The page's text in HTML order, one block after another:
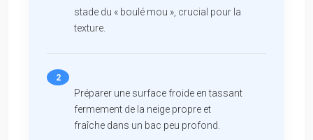
stade du « boulé mou », crucial pour la
texture.
Préparer une surface froide en tassant
fermement de la neige propre et
fraîche dans un bac peu profond.